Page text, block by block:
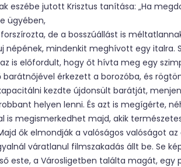
eszébe jutott Krisztus tanítása: „Ha
ügyében,
de a bosszúállást is
népének, mindenkit meghívott egy italra.
is előfordult, hogy őt hívta meg egy
barátnőjével érkezett a borozóba, és
kezdte újdonsült barátját,
helyen lenni. És azt is megígérte,
is megismerkedhet majd, akik
ők elmondják a valóságos valóságot
váratlanul filmszakadás állt be. Se
este, a Városligetben találta magát, egy